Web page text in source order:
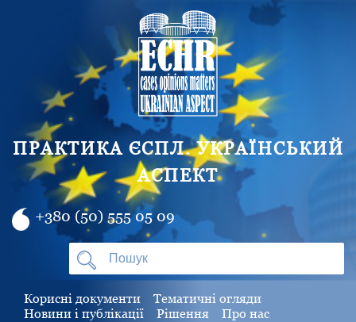
ПРАКТИКА ЄСПЛ. УКРАЇНСЬКИЙ
АСПЕКТ
+380 (50) 555 05 09
Корисні документи
Тематичні огляди
Новини і публікації
Рішення Про нас